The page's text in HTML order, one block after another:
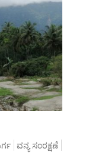
ವನ್ಯ ಸಂರಕ್ಷಣೆ